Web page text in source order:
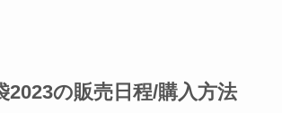
2023の販売日程/購入方法